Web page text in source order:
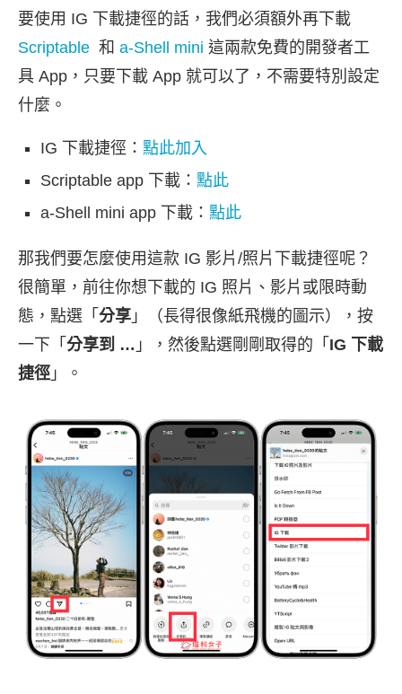
要使用 IG 下載捷徑的話，我們必須額外再下載
Scriptable 和 a-Shell mini 這兩款免費的開發者工
具 App，只要下載 App 就可以了，不需要特別設定
什麼。
IG 下載捷徑： 點此加入
Scriptable app 下載： 點此
a-Shell mini app 下載： 點此
那我們要怎麼使用這款 IG 影片/照片下載捷徑呢？
很簡單，前往你想下載的 IG 照片、影片或限時動
態，點選「 分享 」（長得很像紙飛機的圖示），按
一下「 分享到 … 」，然後點選剛剛取得的「 IG 下載
捷徑 」。